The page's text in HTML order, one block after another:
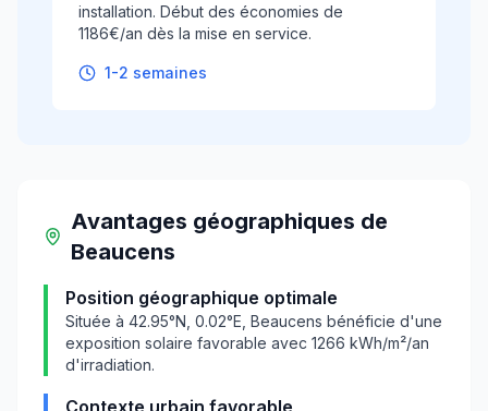
installation. Début des économies de
1186€/an dès la mise en service.
1-2 semaines
Avantages géographiques de
Beaucens
Position géographique optimale
Située à 42.95°N, 0.02°E, Beaucens bénéficie d'une
exposition solaire favorable avec 1266 kWh/m²/an
d'irradiation.
Contexte urbain favorable